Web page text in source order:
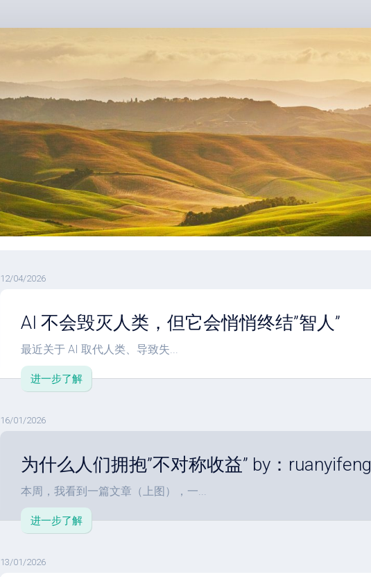
12/04/2026
AI 不会毁灭人类，但它会悄悄终结”智人”
最近关于 AI 取代人类、导致失...
进一步了解
16/01/2026
为什么人们拥抱”不对称收益” by：ruanyifeng
本周，我看到一篇文章（上图），一...
进一步了解
13/01/2026